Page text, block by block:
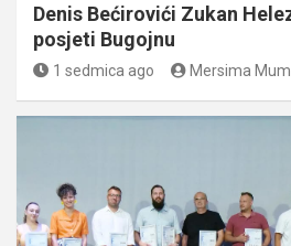
Denis Bećirovići Zukan
posjeti Bugojnu
1 sedmica ago Mersima